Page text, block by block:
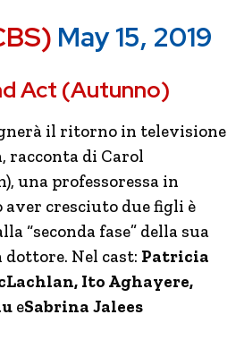
May 15, 2019
Act (Autunno)
il ritorno in televisione
racconta di Carol
una professoressa in
aver cresciuto due figli è
“seconda fase” della sua
Nel cast: Patricia
Ito Aghayere,
eSabrina Jalees